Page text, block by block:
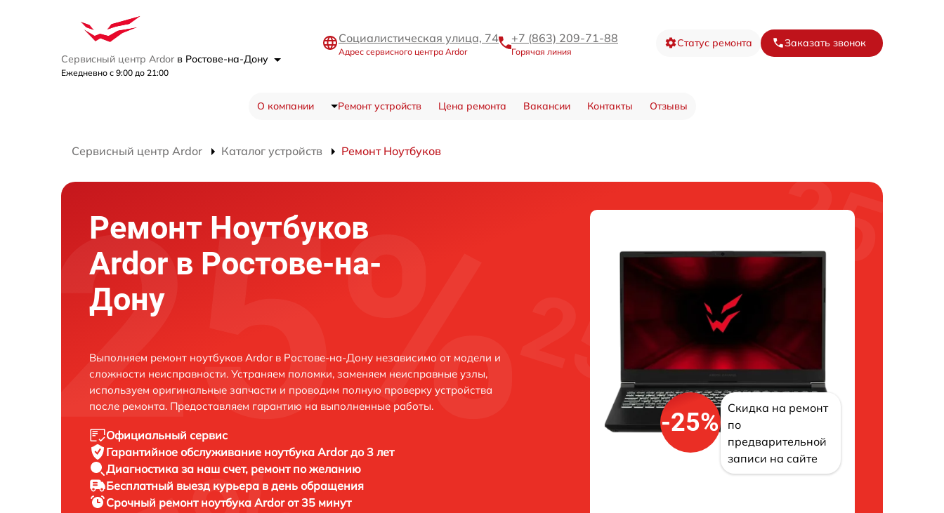
Сервисный центр Ardor в Ростове-на-Дону
Ежедневно с 9:00 до 21:00
Социалистическая улица, 74
Адрес сервисного центра Ardor
+7 (863) 209-71-88
Горячая линия
Статус ремонта Заказать звонок
О компании Ремонт устройств Цена ремонта Вакансии Контакты Отзывы
Сервисный центр Ardor Каталог устройств Ремонт Ноутбуков
Ремонт Ноутбуков
Ardor в Ростове-на-
Дону
Выполняем ремонт ноутбуков Ardor в Ростове-на-Дону независимо от модели и
сложности неисправности. Устраняем поломки, заменяем неисправные узлы,
используем оригинальные запчасти и проводим полную проверку устройства
после ремонта. Предоставляем гарантию на выполненные работы.
Официальный сервис
Гарантийное обслуживание ноутбука Ardor до 3 лет
Диагностика за наш счет, ремонт по желанию
Бесплатный выезд курьера в день обращения
Срочный ремонт ноутбука Ardor от 35 минут
-25%
Скидка на ремонт
по
предварительной
записи на сайте